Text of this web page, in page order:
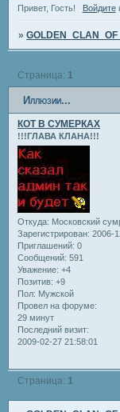
Привет, Гость! Войдите
»
Иллюзии...
Страница: 1
КОТ В СУМЕРКАХ
!!!ГЛАВА КЛАНА!!!
Откуда: Московский
Зарегистрирован: 2006-
Приглашений: 0
Сообщений: 591
Уважение: +4
Позитив: +9
Пол: Мужской
Провел на форуме:
29 минут
Последний визит:
2009-02-27 21:58:01
Страница: 1